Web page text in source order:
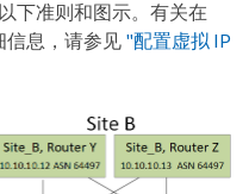
下准则和图示。有关在
信息，请参见 "配置虚拟 IP